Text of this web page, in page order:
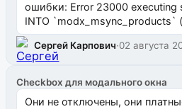
ошибки: Error 23000 executing
INTO `modx_msync_products`
`uuid_1c`) VALUES ...
Сергей Карпович·02 августа
Checkbox для модального окна
Они не отключены, они